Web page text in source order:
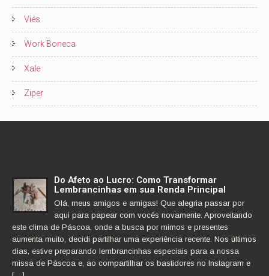
Viés
Work Boneca
Xale
Ziper
Do Afeto ao Lucro: Como Transformar
Lembrancinhas em sua Renda Principal
Olá, meus amigos e amigas! Que alegria passar por
aqui para papear com vocês novamente. Aproveitando
este clima de Páscoa, onde a busca por mimos e presentes
aumenta muito, decidi partilhar uma experiência recente. Nos últimos
dias, estive preparando lembrancinhas especiais para a nossa
missa de Páscoa e, ao compartilhar os bastidores no Instagram e